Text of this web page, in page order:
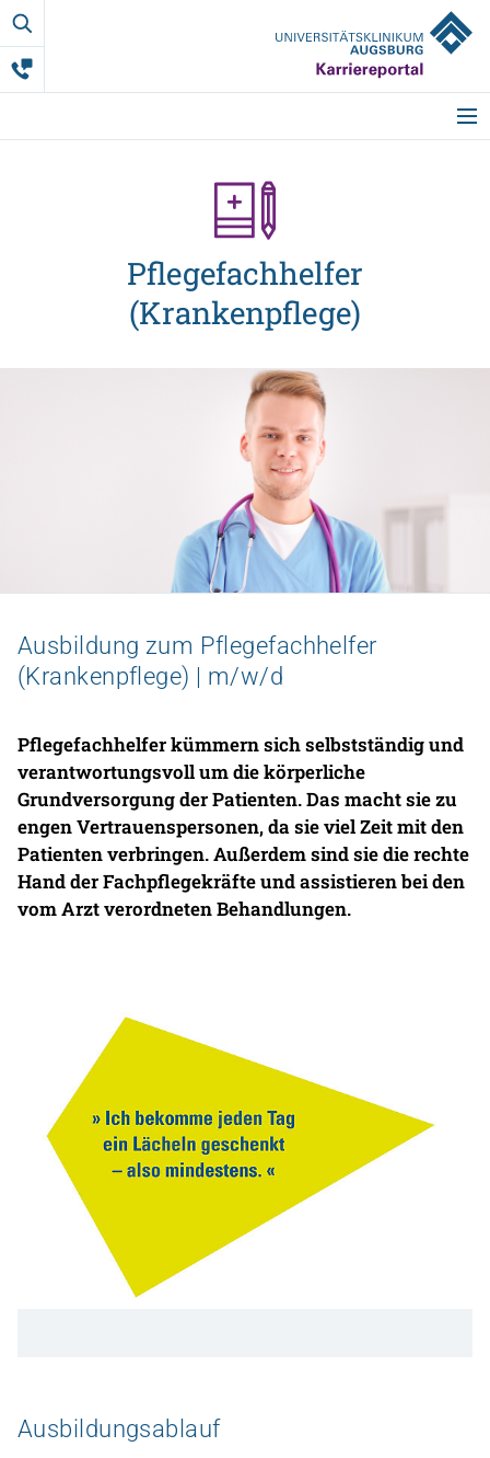
Zu den Stellenangeboten
Universitätsklinikum
Pflegefachhelfer
(Krankenpflege)
Ausbildung zum Pflegefachhelfer
(Krankenpflege) | m/w/d
Pflegefachhelfer kümmern sich selbstständig und
verantwortungsvoll um die körperliche
Grundversorgung der Patienten. Das macht sie zu
engen Vertrauenspersonen, da sie viel Zeit mit den
Patienten verbringen. Außerdem sind sie die rechte
Hand der Fachpflegekräfte und assistieren bei den
vom Arzt verordneten Behandlungen.
Ausbildungsablauf